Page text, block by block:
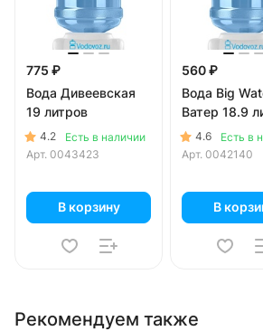
775 ₽
Вода Дивеевская
19 литров
4.2
Есть в наличии
Арт. 0043423
В корзину
560 ₽
Вода Big
Ватер 18.9
4.6
Есть в
Арт. 0042140
В
Рекомендуем также